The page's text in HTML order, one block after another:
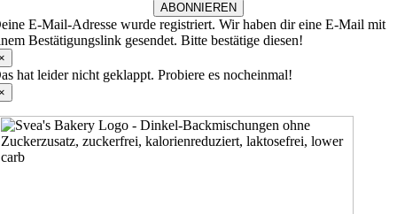
ABONNIEREN
E-Mail-Adresse wurde registriert. Wir haben dir eine E-Mail mit
Bestätigungslink gesendet. Bitte bestätige diesen!
hat leider nicht geklappt. Probiere es nocheinmal!